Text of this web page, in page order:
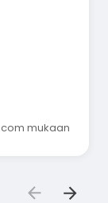
mukaan